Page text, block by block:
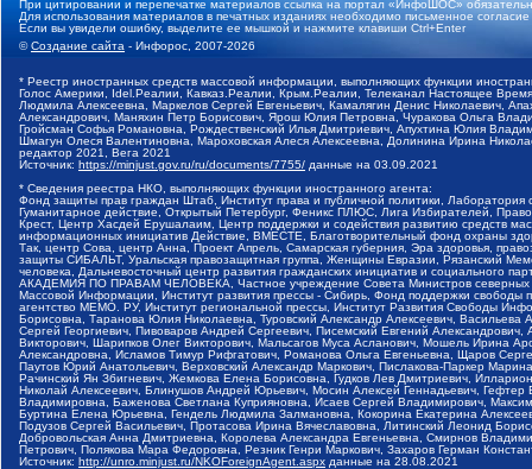
При цитировании и перепечатке материалов ссылка на портал «ИнфоШОС»
Для использования материалов в печатных изданиях необходимо письменное
Если вы увидели ошибку, выделите ее мышкой и нажмите клавиши Ctrl+Enter
©Создание сайта - Инфорос, 2007-2026
* Реестр иностранных средств массовой информации, выполняющих функции
Голос Америки, Idel.Реалии, Кавказ.Реалии, Крым.Реалии, Телеканал Настоящее
Людмила Алексеевна, Маркелов Сергей Евгеньевич, Камалягин Денис Николаевич,
Александрович, Маняхин Петр Борисович, Ярош Юлия Петровна, Чуракова Ольга
Гройсман Софья Романовна, Рождественский Илья Дмитриевич, Апухтина Юлия
Шмагун Олеся Валентиновна, Мароховская Алеся Алексеевна, Долинина Ирина
редактор 2021, Вега 2021
Источник: https://minjust.gov.ru/ru/documents/7755/ данные на 03.09.2021
* Сведения реестра НКО, выполняющих функции иностранного агента:
Фонд защиты прав граждан Штаб, Институт права и публичной политики,
Гуманитарное действие, Открытый Петербург, Феникс ПЛЮС, Лига Избирателей,
Крест, Центр Хасдей Ерушалаим, Центр поддержки и содействия развитию средств
информационных инициатив Действие, ВМЕСТЕ, Благотворительный фонд охраны
Так, центр Сова, центр Анна, Проект Апрель, Самарская губерния, Эра здоровья,
защиты СИБАЛЬТ, Уральская правозащитная группа, Женщины Евразии, Рязанский
человека, Дальневосточный центр развития гражданских инициатив и социального
АКАДЕМИЯ ПО ПРАВАМ ЧЕЛОВЕКА, Частное учреждение Совета Министров северных
Массовой Информации, Институт развития прессы - Сибирь, Фонд поддержки
агентство МЕМО. РУ, Институт региональной прессы, Институт Развития Свободы
Борисовна, Таранова Юлия Николаевна, Туровский Александр Алексеевич,
Сергей Георгиевич, Пивоваров Андрей Сергеевич, Писемский Евгений
Викторович, Шарипков Олег Викторович, Мальсагов Муса Асланович, Мошель Ирина
Александровна, Исламов Тимур Рифгатович, Романова Ольга Евгеньевна, Щаров
Паутов Юрий Анатольевич, Верховский Александр Маркович, Пислакова-Паркер
Рачинский Ян Збигневич, Жемкова Елена Борисовна, Гудков Лев Дмитриевич,
Николай Алексеевич, Блинушов Андрей Юрьевич, Мосин Алексей Геннадьевич,
Владимировна, Баженова Светлана Куприяновна, Исаев Сергей Владимирович,
Буртина Елена Юрьевна, Гендель Людмила Залмановна, Кокорина Екатерина
Подузов Сергей Васильевич, Протасова Ирина Вячеславовна, Литинский Леонид
Добровольская Анна Дмитриевна, Королева Александра Евгеньевна, Смирнов
Петрович, Полякова Мара Федоровна, Резник Генри Маркович, Захаров Герман
Источник: http://unro.minjust.ru/NKOForeignAgent.aspx данные на 28.08.2021